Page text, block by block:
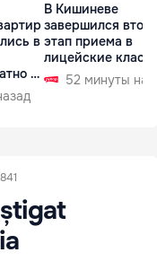
в
в
В Кишиневе
завершился
этап приема в
лицейские
52 минуты
841